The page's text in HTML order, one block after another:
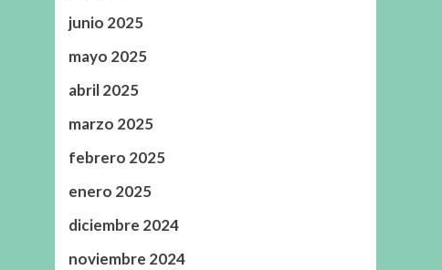
junio 2025
mayo 2025
abril 2025
marzo 2025
febrero 2025
enero 2025
diciembre 2024
noviembre 2024